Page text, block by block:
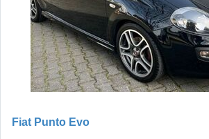
Fiat Punto Evo